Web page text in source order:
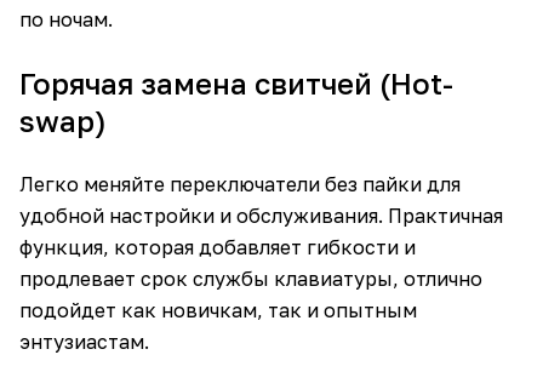
по ночам.
Горячая замена свитчей (Hot-
swap)
Легко меняйте переключатели без пайки для
удобной настройки и обслуживания. Практичная
функция, которая добавляет гибкости и
продлевает срок службы клавиатуры, отлично
подойдет как новичкам, так и опытным
энтузиастам.